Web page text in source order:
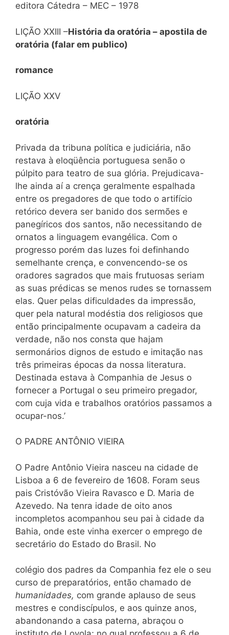
editora Cátedra – MEC – 1978
LIÇÃO XXIII –História da oratória – apostila de
oratória (falar em publico)
romance
LIÇÃO XXV
oratória
Privada da tribuna política e judiciária, não
restava à eloqüência portuguesa senão o
púlpito para teatro de sua glória. Prejudicava-
lhe ainda aí a crença geralmente espalhada
entre os pregadores de que todo o artifício
retórico devera ser banido dos sermões e
panegíricos dos santos, não necessitando de
ornatos a linguagem evangélica. Com o
progresso porém das luzes foi definhando
semelhante crença, e convencendo-se os
oradores sagrados que mais frutuosas seriam
as suas prédicas se menos rudes se tornassem
elas. Quer pelas dificuldades da impressão,
quer pela natural modéstia dos religiosos que
então principalmente ocupavam a cadeira da
verdade, não nos consta que hajam
sermonários dignos de estudo e imitação nas
três primeiras épocas da nossa literatura.
Destinada estava à Companhia de Jesus o
fornecer a Portugal o seu primeiro pregador,
com cuja vida e trabalhos oratórios passamos a
ocupar-nos.’
O PADRE ANTÔNIO VIEIRA
O Padre Antônio Vieira nasceu na cidade de
Lisboa a 6 de fevereiro de 1608. Foram seus
pais Cristóvão Vieira Ravasco e D. Maria de
Azevedo. Na tenra idade de oito anos
incompletos acompanhou seu pai à cidade da
Bahia, onde este vinha exercer o emprego de
secretário do Estado do Brasil. No
colégio dos padres da Companhia fez ele o seu
curso de preparatórios, então chamado de
humanidades, com grande aplauso de seus
mestres e condiscípulos, e aos quinze anos,
abandonando a casa paterna, abraçou o